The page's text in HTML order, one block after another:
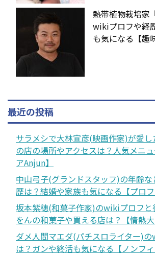
熱帯植物栽培家
wikiプロフや経
も気になる【趣
最近の投稿
サラメシで大林宣彦(映画作家)が愛し
の店の場所やアクセスは？人気メニ
アAnjun】
中山弓子(グランドスタッフ)の年齢
歴は？結婚や家族も気になる【プロフ
坂本紫穗(和菓子作家)のwikiプロフと
をんの和菓子や買える店は？【情熱大
ダメ人間マエダ(パチスロライター)
は？ガンや終活も気になる【ノンフィ